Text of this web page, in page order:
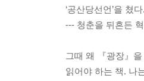
- 랑케를 떠나 카에
- 회의의 미로에 빠
- 진보주의자를 위
‘공산당선언’을 쳤
--- 청춘을 뒤흔든
그때 왜 『광장』
읽어야 하는 책. 나